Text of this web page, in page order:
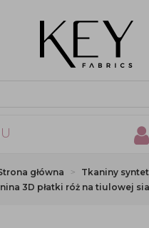
główna
Tkaniny
3D płatki róż na tiulowej